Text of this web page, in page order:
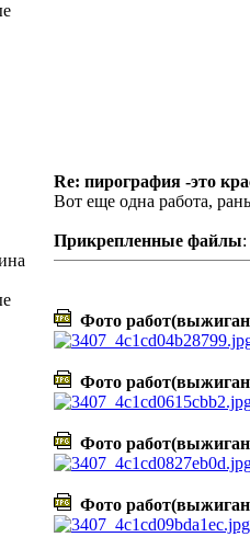
Re: пирография -это
Вот еще одна работа,
Прикрепленные файлы:
Фото
Фото
Фото
Фото